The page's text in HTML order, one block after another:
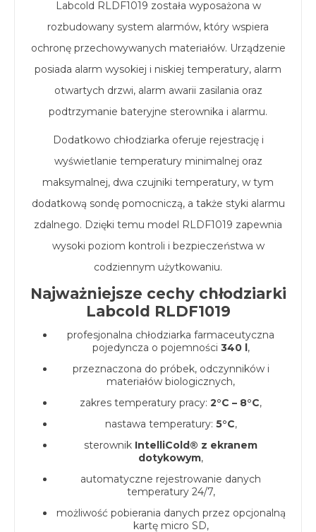
Labcold RLDF1019 została wyposażona w
rozbudowany system alarmów, który wspiera
ochronę przechowywanych materiałów. Urządzenie
posiada alarm wysokiej i niskiej temperatury, alarm
otwartych drzwi, alarm awarii zasilania oraz
podtrzymanie bateryjne sterownika i alarmu.
Dodatkowo chłodziarka oferuje rejestrację i
wyświetlanie temperatury minimalnej oraz
maksymalnej, dwa czujniki temperatury, w tym
dodatkową sondę pomocniczą, a także styki alarmu
zdalnego. Dzięki temu model RLDF1019 zapewnia
wysoki poziom kontroli i bezpieczeństwa w
codziennym użytkowaniu.
Najważniejsze cechy chłodziarki
Labcold RLDF1019
profesjonalna chłodziarka farmaceutyczna
pojedyncza o pojemności 340 l,
przeznaczona do próbek, odczynników i
materiałów biologicznych,
zakres temperatury pracy: 2°C – 8°C,
nastawa temperatury: 5°C,
sterownik IntelliCold® z ekranem
dotykowym,
automatyczne rejestrowanie danych
temperatury 24/7,
możliwość pobierania danych przez opcjonalną
kartę micro SD,